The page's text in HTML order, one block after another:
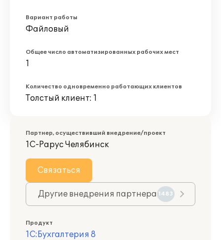
Вариант работы
Файловый
Общее число автоматизированных рабочих мест
1
Количество одновременно работающих клиентов
Толстый клиент: 1
Партнер, осуществивший внедрение/проект
1С-Рарус Челябинск
Связаться
Другие внедрения партнера 1483
Продукт
1С:Бухгалтерия 8